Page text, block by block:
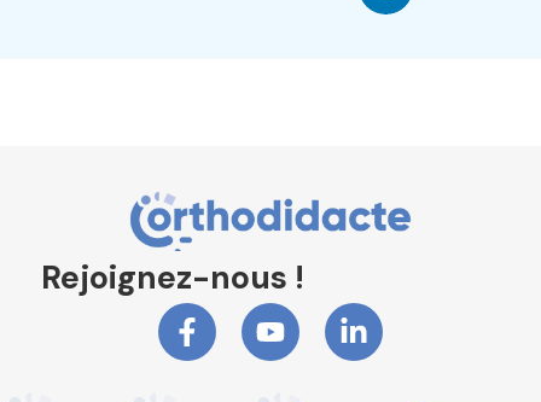
Rejoignez-nous !